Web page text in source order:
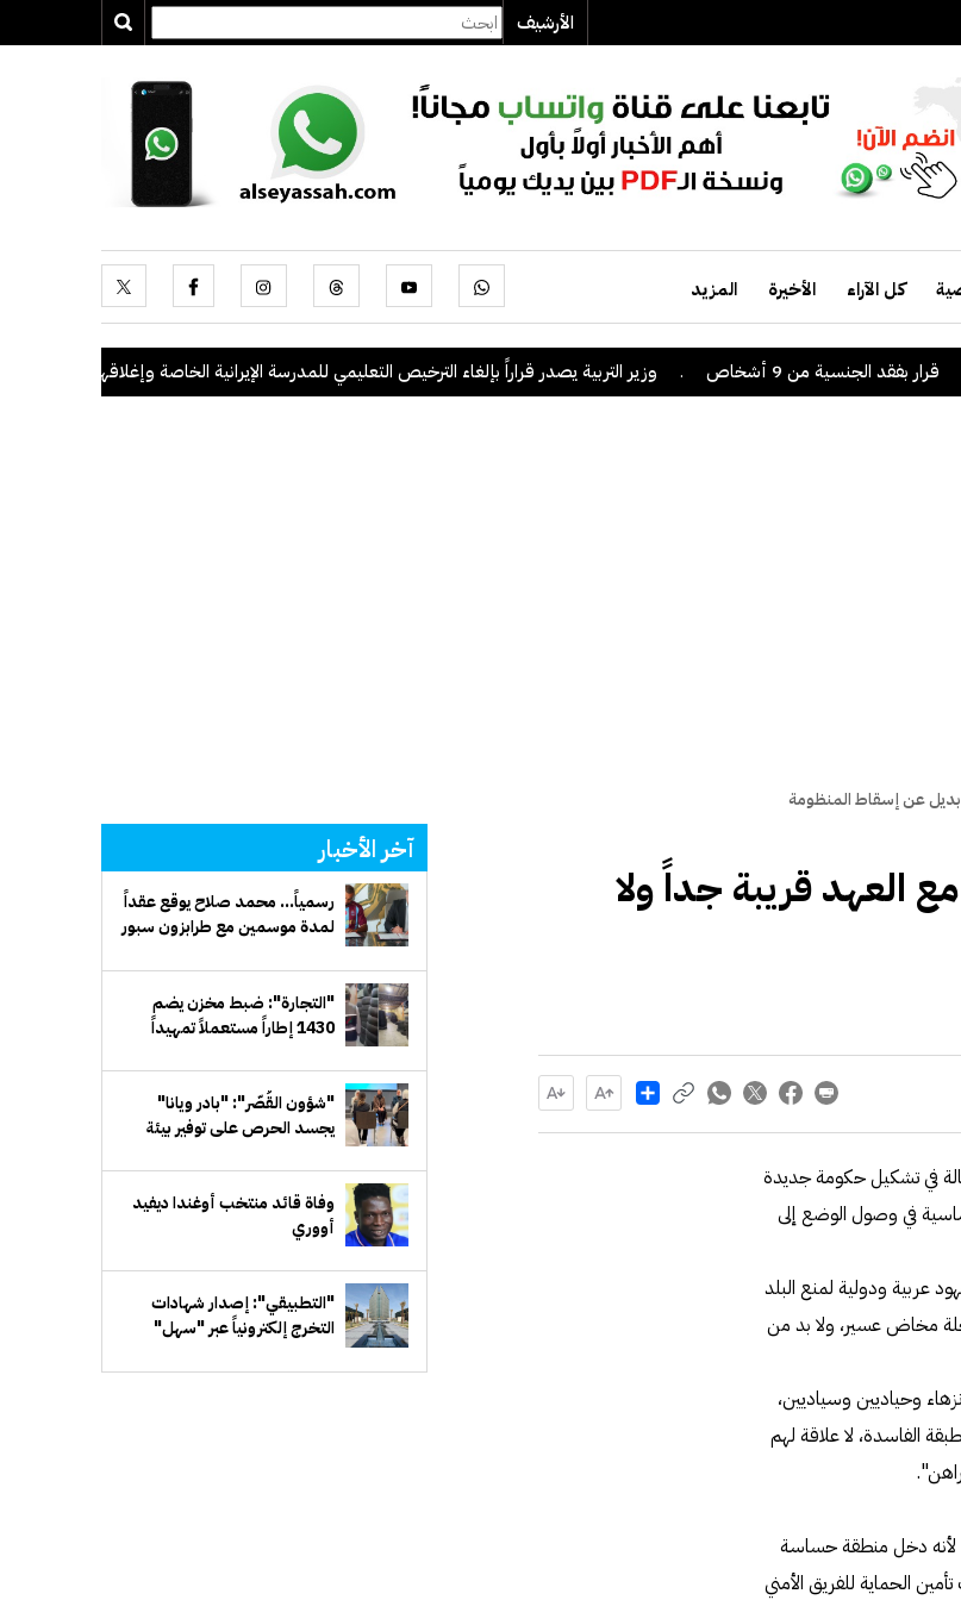
الأرشيف
كل الآراء الأخيرة المزيد
بفقد الجنسية من 9 أشخاص . وزير التربية يصدر قراراً بإلغاء الترخيص التعليمي للمدرسة الإيرانية الخاصة وإغلاقها .
بديل عن إسقاط المنظومة
العهد قريبة جداً ولا
Share
في تشكيل حكومة جديدة
في وصول الوضع إلى
عربية ودولية لمنع البلد
مخاض عسير، ولا بد من
وحياديين وسياديين،
الفاسدة، لا علاقة لهم
لأنه دخل منطقة حساسة
الحماية للفريق الأمني
آخر الأخبار
رسمياً... محمد صلاح يوقع عقداً
لمدة موسمين مع طرابزون سبور
"التجارة": ضبط مخزن يضم
1430 إطاراً مستعملاً تمهيداً
"شؤون القُصّر": "بادر ويانا"
يجسد الحرص على توفير بيئة
للمشمولين بالرعاية
وفاة قائد منتخب أوغندا ديفيد
أووري
"التطبيقي": إصدار شهادات
التخرج إلكترونياً عبر "سهل"